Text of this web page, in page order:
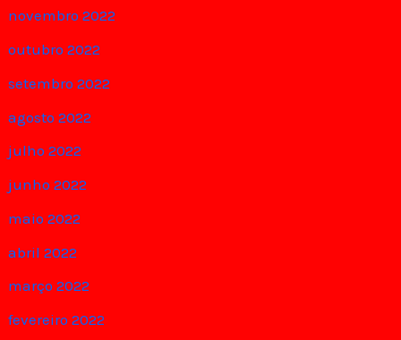
novembro 2022
outubro 2022
setembro 2022
agosto 2022
julho 2022
junho 2022
maio 2022
abril 2022
março 2022
fevereiro 2022